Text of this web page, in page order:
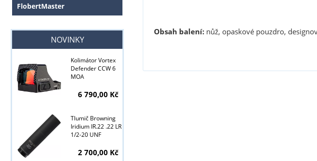
Obsah balení:nůž, opaskové pouzdro,
FlobertMaster
NOVINKY
Kolimátor Vortex
Defender CCW 6
MOA
6 790,00 Kč
Tlumič Browning
Iridium IR.22 .22 LR
1/2-20 UNF
2 700,00 Kč